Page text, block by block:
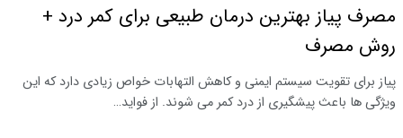
مصرف پیاز بهترین درمان طبیعی برای کمر درد +
روش مصرف
پیاز برای تقویت سیستم ایمنی و کاهش التهابات خواص زیادی دارد که این
ویژگی ها باعث پیشگیری از درد کمر می شوند. از فواید…